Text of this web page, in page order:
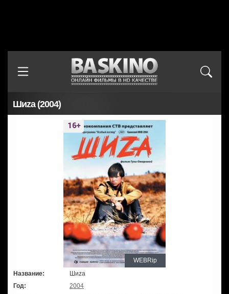
Шиzа (2004)
WEBRip
Название:
Шиzа
Год:
2004